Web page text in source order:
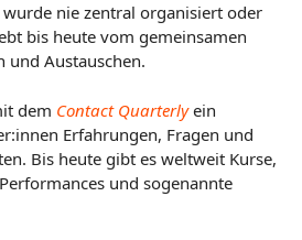
nie zentral organisiert oder
bis heute vom gemeinsamen
und Austauschen.
dem Contact Quarterlyein
Erfahrungen, Fragen und
Bis heute gibt es weltweit Kurse,
und sogenannte